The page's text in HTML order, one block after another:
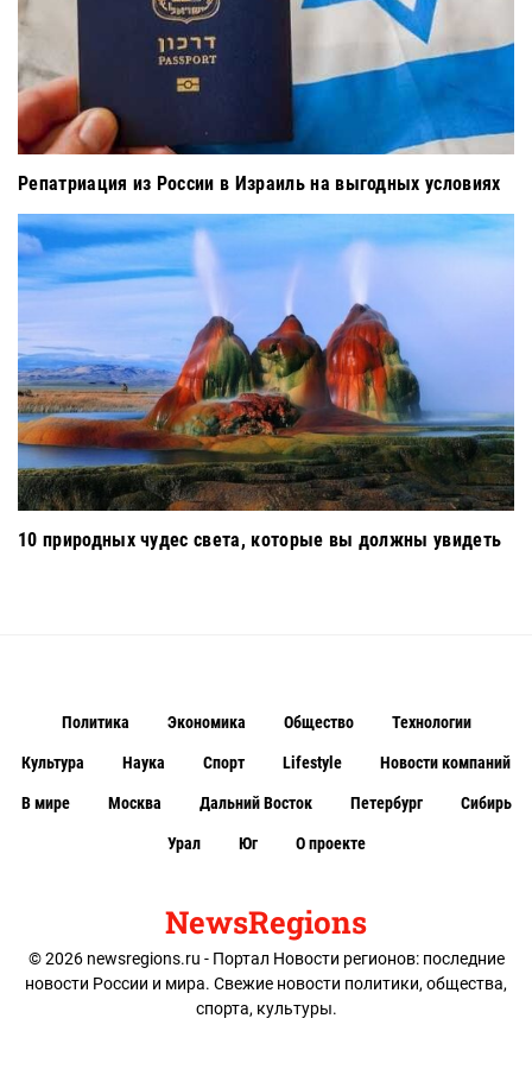
Репатриация из России в Израиль на выгодных условиях
10 природных чудес света, которые вы должны увидеть
NewsRegions
© 2026 newsregions.ru - Портал Новости регионов: последние
новости России и мира. Свежие новости политики, общества,
спорта, культуры.
Политика Экономика Общество Технологии
Культура Наука Спорт Lifestyle Новости компаний
В мире Москва Дальний Восток Петербург Сибирь
Урал Юг О проекте